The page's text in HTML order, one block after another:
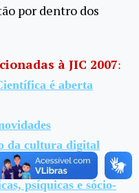
por dentro dos
à JIC 2007:
é aberta
da cultura digital
psíquicas e sócio-